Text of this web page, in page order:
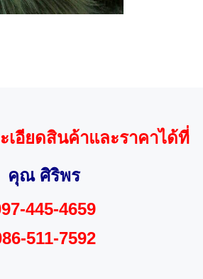
เอียดสินค้าและราคาได้ที่
คุณ ศิริพร
445-4659
511-7592